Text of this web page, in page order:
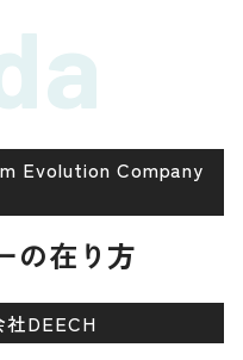
Evolution Company
の在り方
DEECH